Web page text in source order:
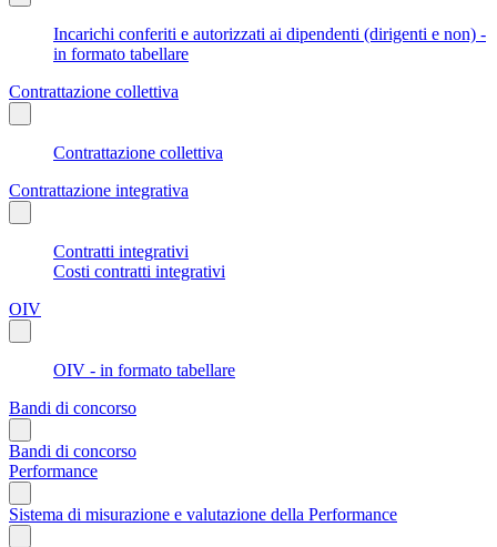
Incarichi conferiti e autorizzati ai dipendenti (dirigenti e non) -
in formato tabellare
Contrattazione collettiva
Contrattazione collettiva
Contrattazione integrativa
Contratti integrativi
Costi contratti integrativi
OIV
OIV - in formato tabellare
Bandi di concorso
Bandi di concorso
Performance
Sistema di misurazione e valutazione della Performance